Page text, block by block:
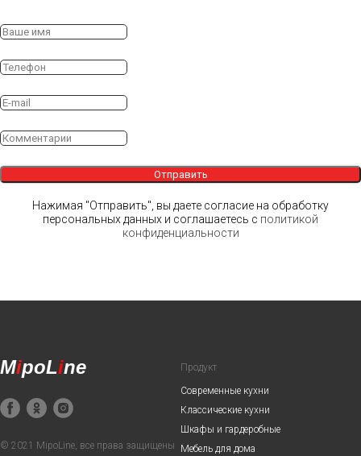
Отправить
Нажимая "Отправить", вы даете согласие на обработку
персональных данных и соглашаетесь c политикой
конфиденциальности
MipoLine
© 2021 MipoLine, все права защищены
Продукт
Современные кухни
Классические кухни
Шкафы и гардеробные
Мебель для дома